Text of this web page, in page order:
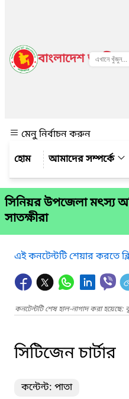
বাংলাদেশ জাতীয়
মেনু নির্বাচন করুন
আমাদের সম্পর্কে
সিনিয়র উপজেলা মৎস্য
সাতক্ষীরা
এই কনটেন্টটি শেয়ার করতে
কনটেন্টটি শেষ হাল-নাগাদ করা
সিটিজেন চার্টার
কন্টেন্ট: পাতা